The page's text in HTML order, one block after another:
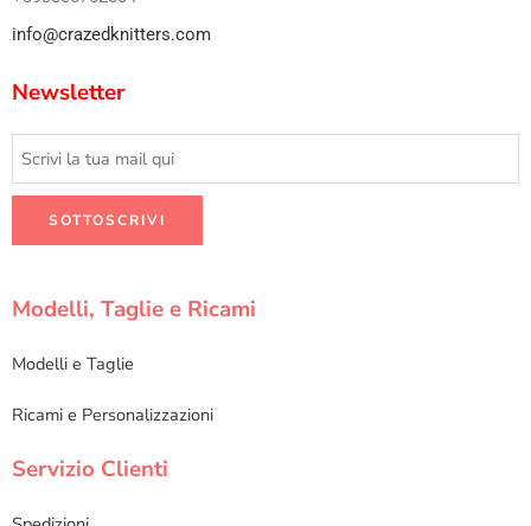
info@crazedknitters.com
Newsletter
Modelli, Taglie e Ricami
Modelli e Taglie
Ricami e Personalizzazioni
Servizio Clienti